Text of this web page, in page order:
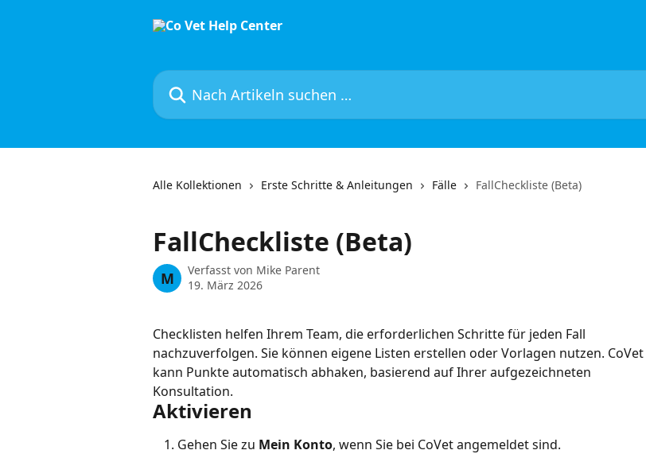
Nach Artikeln suchen …
Alle Kollektionen Erste Schritte & Anleitungen Fälle FallCheckliste (Beta)
FallCheckliste (Beta)
M Verfasst von Mike Parent
19. März 2026
Checklisten helfen Ihrem Team, die erforderlichen Schritte für jeden Fall
nachzuverfolgen. Sie können eigene Listen erstellen oder Vorlagen nutzen. CoVet
kann Punkte automatisch abhaken, basierend auf Ihrer aufgezeichneten
Konsultation.
Aktivieren
Gehen Sie zu Mein Konto, wenn Sie bei CoVet angemeldet sind.